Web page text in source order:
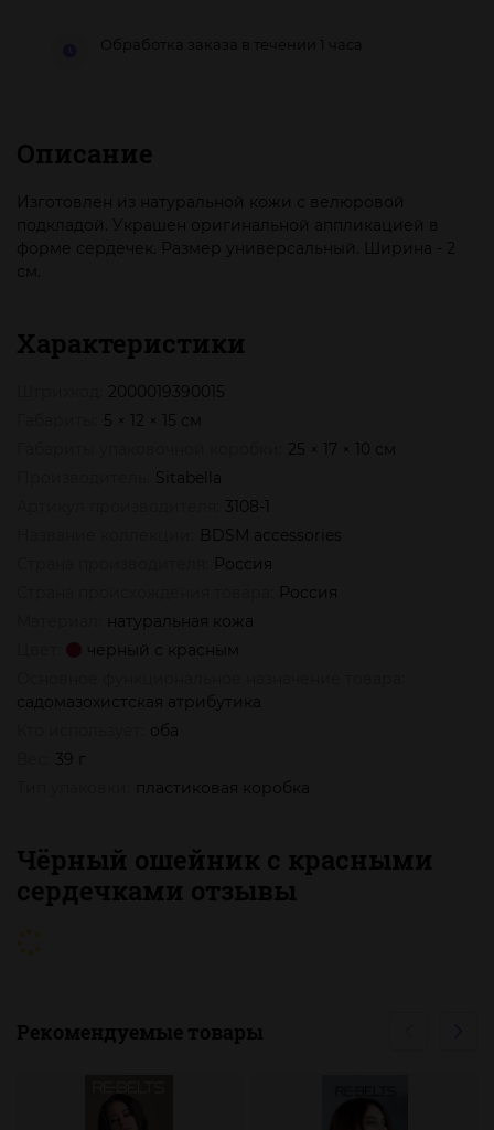
Обработка заказа в течении 1 часа
Описание
Изготовлен из натуральной кожи с велюровой
подкладой. Украшен оригинальной аппликацией в
форме сердечек. Размер универсальный. Ширина - 2
см.
Характеристики
2000019390015
5 × 12 × 15 см
25 × 17 × 10 см
Sitabella
3108-1
BDSM accessories
Россия
Россия
натуральная кожа
черный с красным
садомазохистская атрибутика
оба
39 г
пластиковая коробка
Чёрный ошейник с красными
сердечками отзывы
Рекомендуемые товары